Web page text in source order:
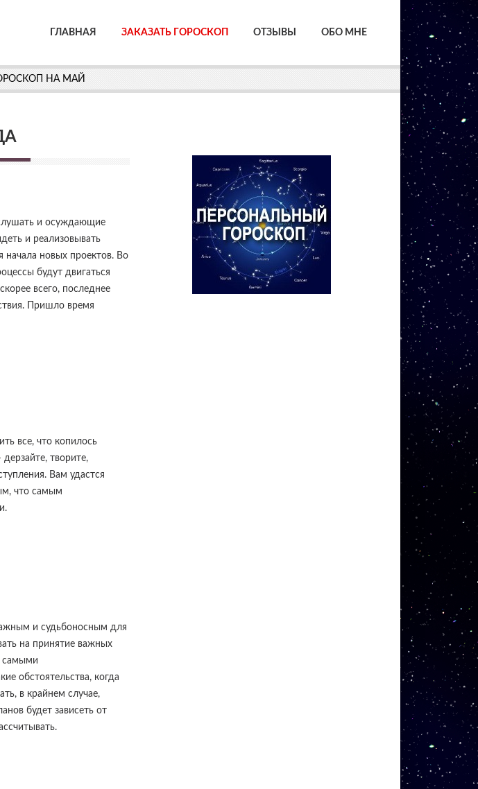
ГЛАВНАЯ ЗАКАЗАТЬ ГОРОСКОП ОТЗЫВЫ ОБО МНЕ
НА МАЙ
и осуждающие
и реализовывать
новых проектов. Во
будут двигаться
всего, последнее
Пришло время
все, что копилось
творите,
Вам удастся
что самым
и судьбоносным для
на принятие важных
самыми
обстоятельства, когда
в крайнем случае,
будет зависеть от